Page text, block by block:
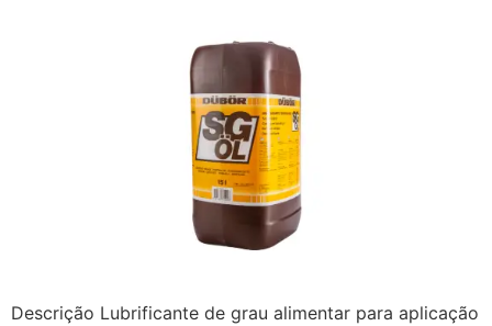
Descrição Lubrificante de grau alimentar para aplicação